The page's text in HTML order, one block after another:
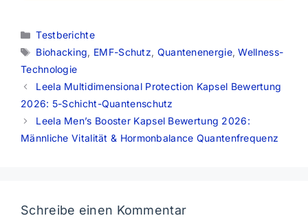
Kategorien
Testberichte
Schlagwörter
Biohacking, EMF-Schutz, Quantenenergie,Wellness-
Technologie
Leela Multidimensional Protection Kapsel Bewertung
2026: 5-Schicht-Quantenschutz
Leela Men’s Booster Kapsel Bewertung 2026:
Männliche Vitalität & Hormonbalance Quantenfrequenz
Schreibe einen Kommentar